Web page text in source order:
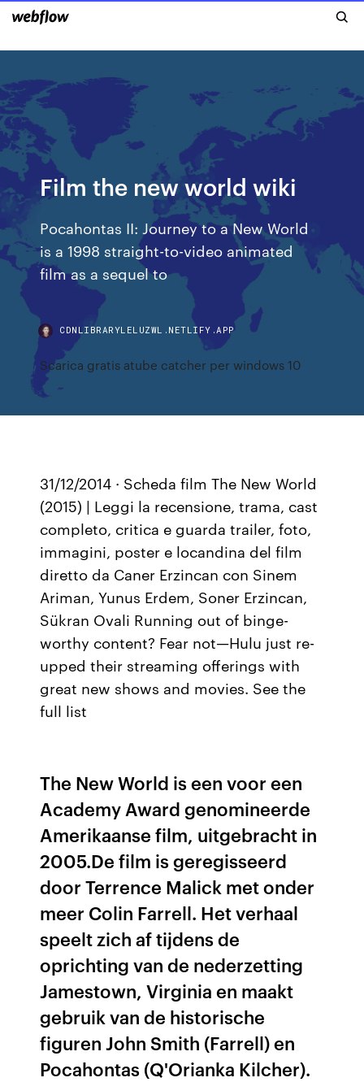
Film the new world wiki
Pocahontas II: Journey to a New World
is a 1998 straight-to-video animated
film as a sequel to
CDNLIBRARYLELUZWL.NETLIFY.APP
Scarica gratis atube catcher per windows 10
31/12/2014 · Scheda film The New World
(2015) | Leggi la recensione, trama, cast
completo, critica e guarda trailer, foto,
immagini, poster e locandina del film
diretto da Caner Erzincan con Sinem
Ariman, Yunus Erdem, Soner Erzincan,
Sükran Ovali Running out of binge-
worthy content? Fear not—Hulu just re-
upped their streaming offerings with
great new shows and movies. See the
full list
The New World is een voor een
Academy Award genomineerde
Amerikaanse film, uitgebracht in
2005.De film is geregisseerd
door Terrence Malick met onder
meer Colin Farrell. Het verhaal
speelt zich af tijdens de
oprichting van de nederzetting
Jamestown, Virginia en maakt
gebruik van de historische
figuren John Smith (Farrell) en
Pocahontas (Q'Orianka Kilcher).